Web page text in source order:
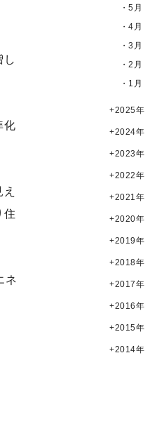
し
化
住
ネ
・5月
・4月
・3月
・2月
・1月
2025年
2024年
2023年
2022年
2021年
2020年
2019年
2018年
2017年
2016年
2015年
2014年